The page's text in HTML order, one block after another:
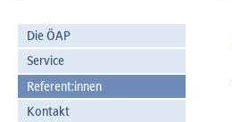
Die ÖAP
Service
Referent:innen
Kontakt